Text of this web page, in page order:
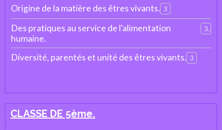
Origine de la matière des êtres vivants. 3
Des pratiques au service de l'alimentation
humaine.
3
Diversité, parentés et unité des êtres vivants. 3
CLASSE DE 5ème.